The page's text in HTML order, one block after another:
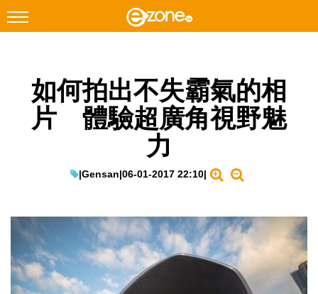
Facebook Instagram
科技焦點
IT Times
生成式AI與雲端應用
如何拍出不失霸氣的相
片 體驗超廣角視野魅
力
|Gensan|06-01-2017 22:10|